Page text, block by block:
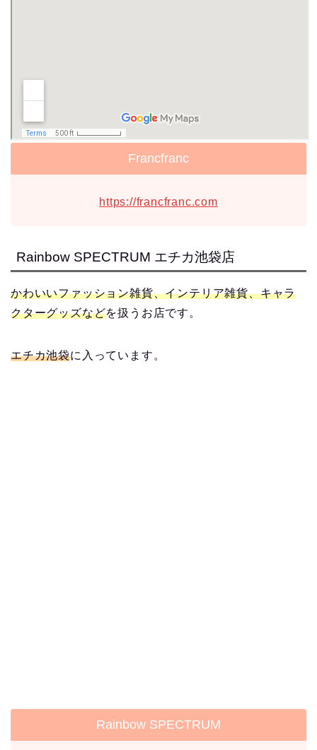
Francfranc
https://francfranc.com
Rainbow SPECTRUM エチカ池袋店
かわいいファッション雑貨、インテリア雑貨、キャラ
クターグッズなどを扱うお店です。
エチカ池袋に入っています。
Rainbow SPECTRUM